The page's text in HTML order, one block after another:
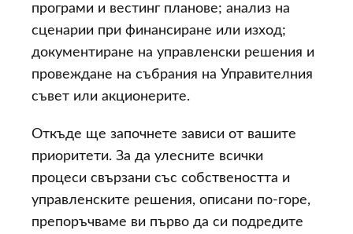
програми и вестинг планове; анализ на
сценарии при финансиране или изход;
документиране на управленски решения и
провеждане на събрания на Управителния
съвет или акционерите.
Откъде ще започнете зависи от вашите
приоритети. За да улесните всички
процеси свързани със собствеността и
управленските решения, описани по-горе,
препоръчваме ви първо да си подредите